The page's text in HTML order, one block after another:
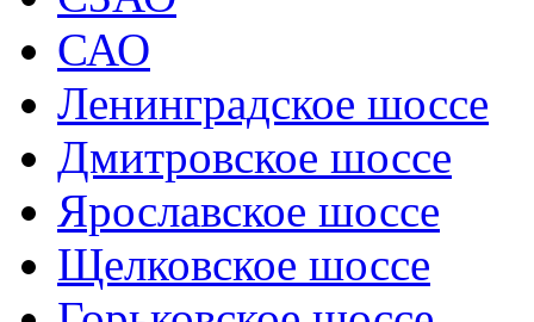
САО
Ленинградское шоссе
Дмитровское шоссе
Ярославское шоссе
Щелковское шоссе